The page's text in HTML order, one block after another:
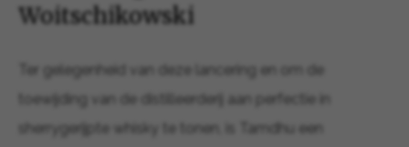
Woitschikowski
Ter gelegenheid van deze lancering en om de
toewijding van de distilleerderij aan perfectie in
sherrygerijpte whisky te tonen, is Tamdhu een